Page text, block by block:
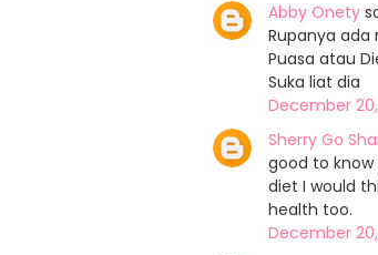
Abby Onety
Rupanya
Puasa atau
Suka liat dia
December 20,
Sherry Go
good to know
diet I would
health too.
December 20,